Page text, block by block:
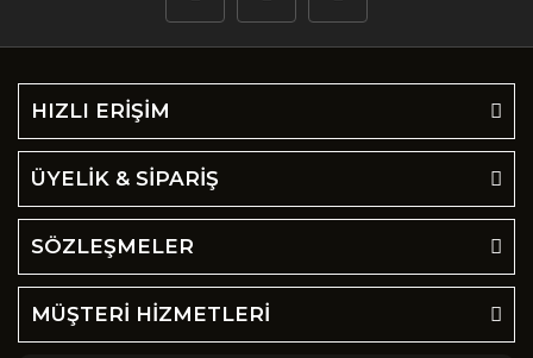
HIZLI ERİŞİM
ÜYELİK & SİPARİŞ
SÖZLEŞMELER
MÜŞTERİ HİZMETLERİ